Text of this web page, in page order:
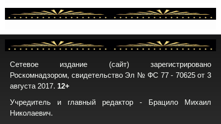
Сетевое издание (сайт) зарегистрировано
Роскомнадзором, свидетельство Эл № ФС 77 - 70625 от 3
августа 2017. 12+
Учредитель и главный редактор - Брацило Михаил
Николаевич.